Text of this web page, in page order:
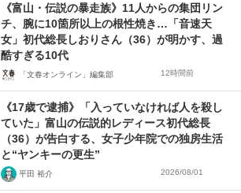
《富山・伝説の暴走族》11人からの集団リン
チ、腕に10箇所以上の根性焼き…「音速天
女」初代総長しおりさん（36）が明かす、過
酷すぎる10代
「文春オンライン」編集部 12時間前
《17歳で逮捕》「入っていなければ人を殺し
ていた」富山の伝説的レディース初代総長
（36）が告白する、女子少年院での独房生活
と“ヤンキーの更生”
平田 裕介 2026/08/01